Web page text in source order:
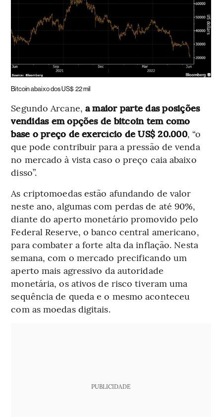
Bitcoin abaixo dos US$ 22 mil
Segundo Arcane, a maior parte das posições
vendidas em opções de bitcoin tem como
base o preço de exercício de US$ 20.000, “o
que pode contribuir para a pressão de venda
no mercado à vista caso o preço caia abaixo
disso”.
As criptomoedas estão afundando de valor
neste ano, algumas com perdas de até 90%,
diante do aperto monetário promovido pelo
Federal Reserve, o banco central americano,
para combater a forte alta da inflação. Nesta
semana, com o mercado precificando um
aperto mais agressivo da autoridade
monetária, os ativos de risco tiveram uma
sequência de queda e o mesmo aconteceu
com as moedas digitais.
PUBLICIDADE